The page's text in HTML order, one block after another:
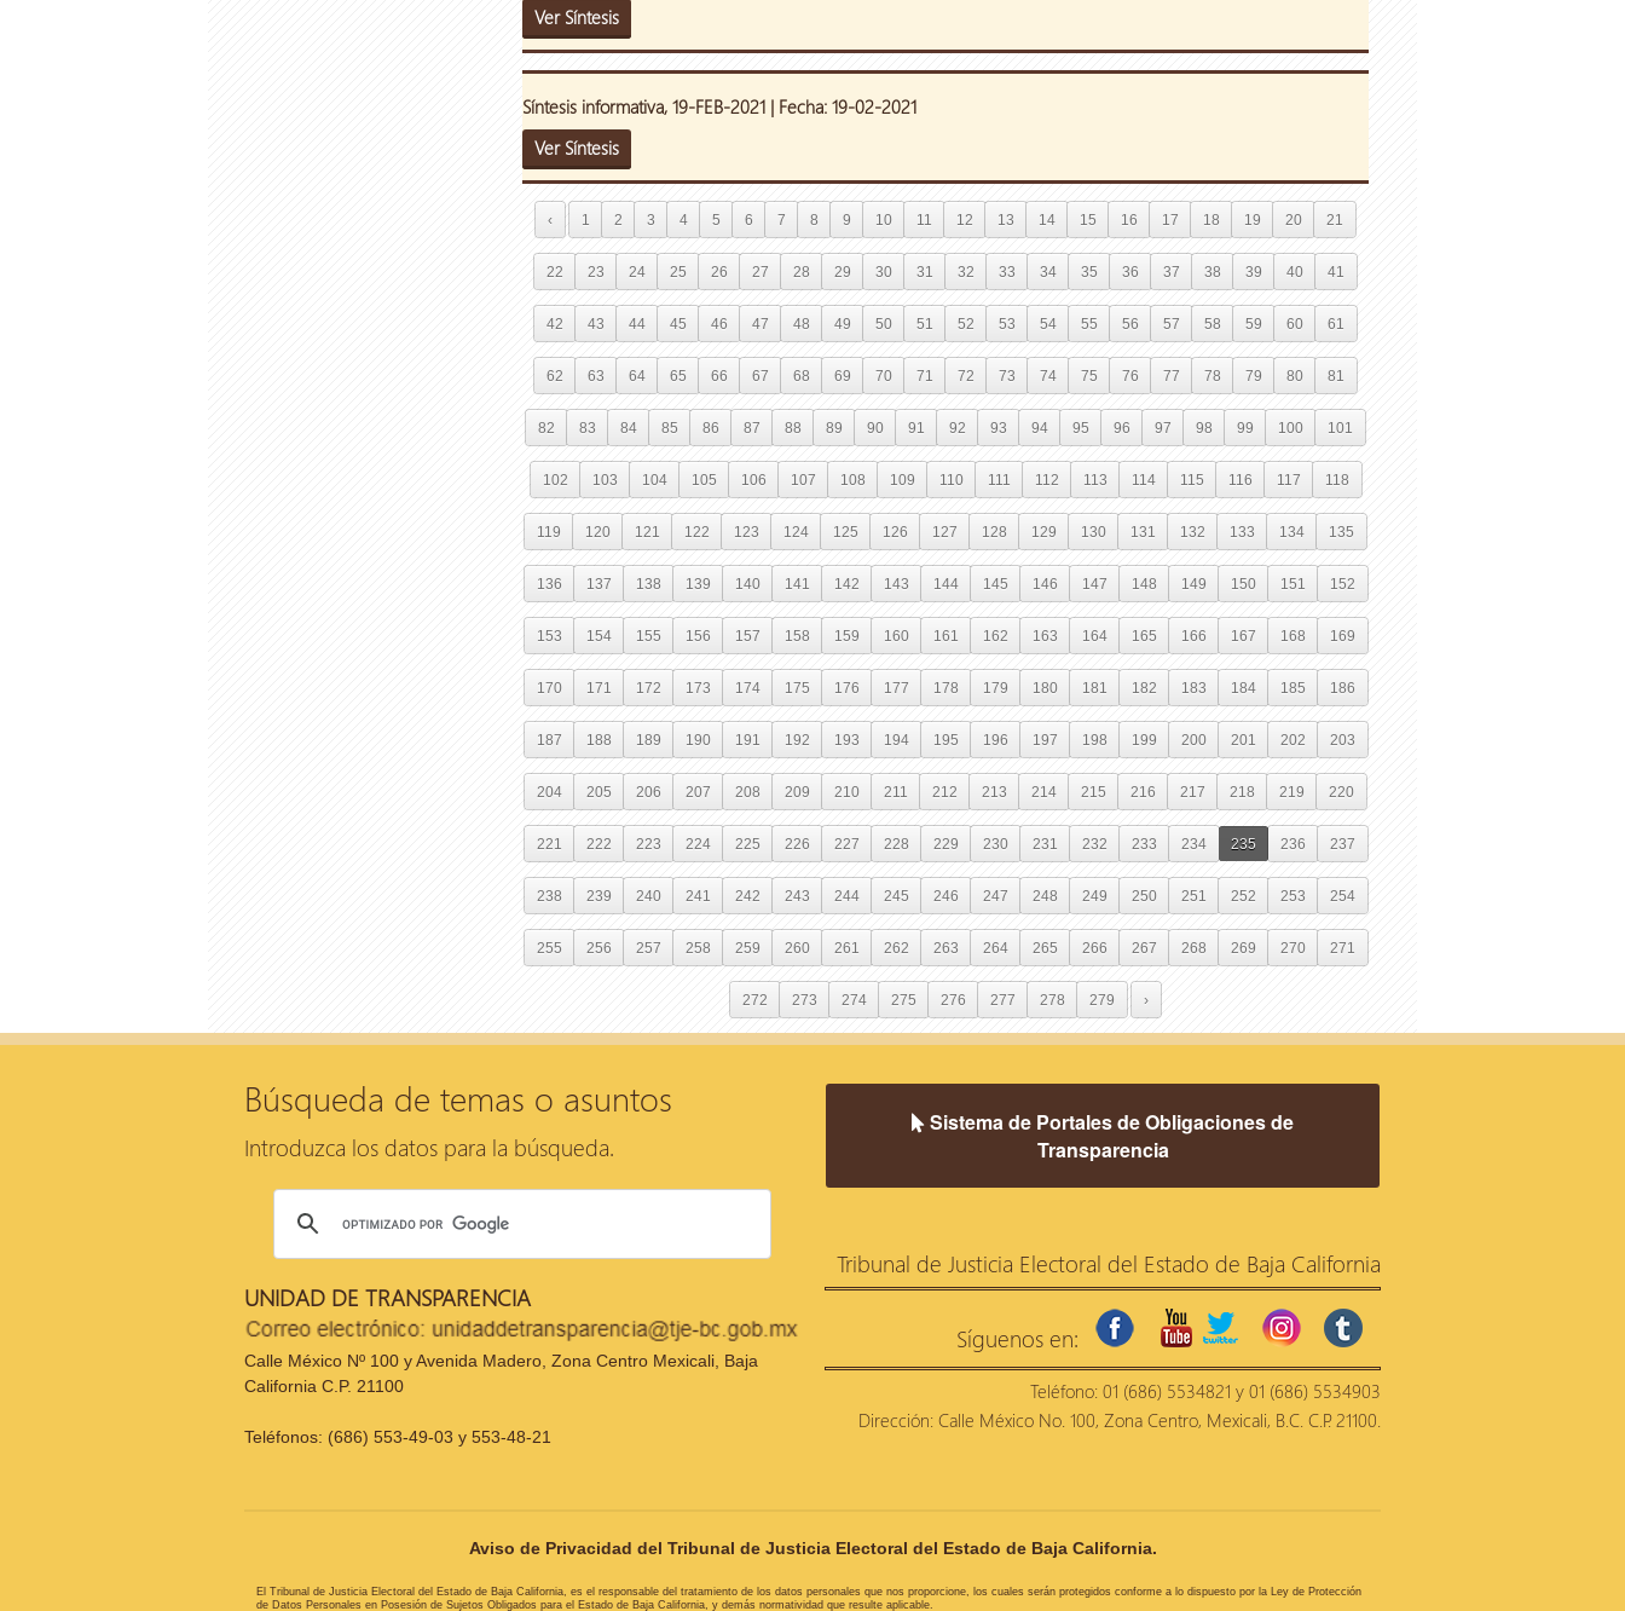
Ver Síntesis
Síntesis informativa, 19-FEB-2021 | Fecha: 19-02-2021
Ver Síntesis
‹ 1 2 3 4 5 6 7 8 9 10 11 12 13 14 15 16 17 18 19 20 21
22 23 24 25 26 27 28 29 30 31 32 33 34 35 36 37 38 39 40 41
42 43 44 45 46 47 48 49 50 51 52 53 54 55 56 57 58 59 60 61
62 63 64 65 66 67 68 69 70 71 72 73 74 75 76 77 78 79 80 81
82 83 84 85 86 87 88 89 90 91 92 93 94 95 96 97 98 99 100 101
102 103 104 105 106 107 108 109 110 111 112 113 114 115 116 117 118
119 120 121 122 123 124 125 126 127 128 129 130 131 132 133 134 135
136 137 138 139 140 141 142 143 144 145 146 147 148 149 150 151 152
153 154 155 156 157 158 159 160 161 162 163 164 165 166 167 168 169
170 171 172 173 174 175 176 177 178 179 180 181 182 183 184 185 186
187 188 189 190 191 192 193 194 195 196 197 198 199 200 201 202 203
204 205 206 207 208 209 210 211 212 213 214 215 216 217 218 219 220
221 222 223 224 225 226 227 228 229 230 231 232 233 234 235 236 237
238 239 240 241 242 243 244 245 246 247 248 249 250 251 252 253 254
255 256 257 258 259 260 261 262 263 264 265 266 267 268 269 270 271
272 273 274 275 276 277 278 279 ›
Búsqueda de temas o asuntos
Introduzca los datos para la búsqueda.
UNIDAD DE TRANSPARENCIA
Calle México Nº 100 y Avenida Madero, Zona Centro Mexicali, Baja
California C.P. 21100
Teléfonos: (686) 553-49-03 y 553-48-21
Sistema de Portales de Obligaciones de
Transparencia
Tribunal de Justicia Electoral del Estado de Baja California
Síguenos en:
facebookyoutubetwitter
Teléfono: 01 (686) 5534821 y 01 (686) 5534903
Dirección: Calle México No. 100, Zona Centro, Mexicali, B.C. C.P. 21100.
Aviso de Privacidad del Tribunal de Justicia Electoral del Estado de Baja California.
El Tribunal de Justicia Electoral del Estado de Baja California, es el responsable del tratamiento de los datos personales que nos proporcione, los cuales serán protegidos conforme a lo dispuesto por la Ley de Protección
de Datos Personales en Posesión de Sujetos Obligados para el Estado de Baja California, y demás normatividad que resulte aplicable.